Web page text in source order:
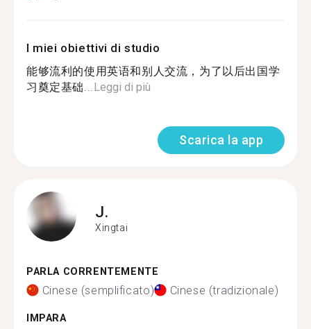
I miei obiettivi di studio
能够流利的使用英语和别人交流，为了以后出国学
习奠定基础...Leggi di più
Scarica la app
J.
Xingtai
PARLA CORRENTEMENTE
Cinese (semplificato) Cinese (tradizionale)
IMPARA